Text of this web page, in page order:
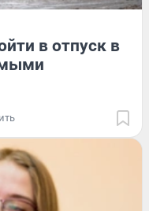
в отпуск в